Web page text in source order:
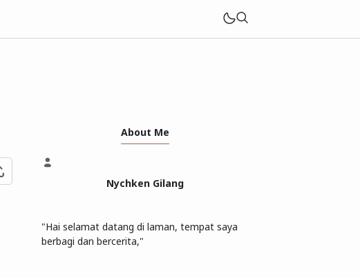
About Me
Nychken Gilang
"Hai selamat datang di laman, tempat saya
berbagi dan bercerita,"